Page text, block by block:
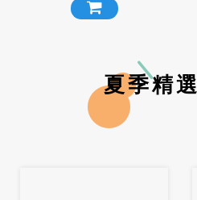
夏季精選